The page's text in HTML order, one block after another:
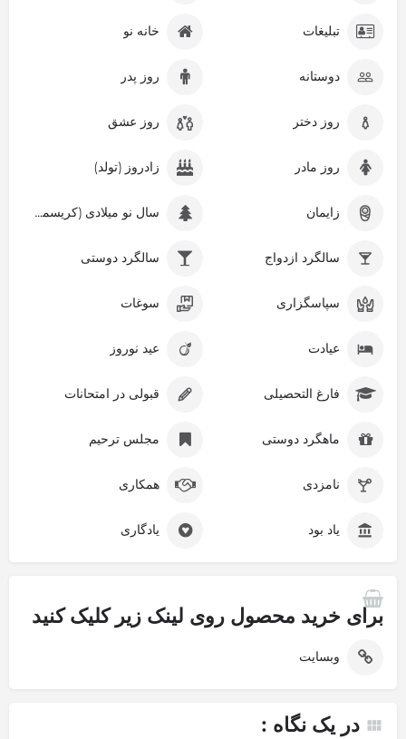
تبلیغات خانه نو
دوستانه روز پدر
روز دختر روز عشق
روز مادر زادروز (تولد)
زایمان سال نو میلادی (کریسمس)
سالگرد ازدواج سالگرد دوستی
سپاسگزاری سوغات
عیادت عید نوروز
فارغ التحصیلی قبولی در امتحانات
ماهگرد دوستی مجلس ترحیم
نامزدی همکاری
یاد بود یادگاری
برای خرید محصول روی لینک زیر کلیک کنید
وبسایت
در یک نگاه :